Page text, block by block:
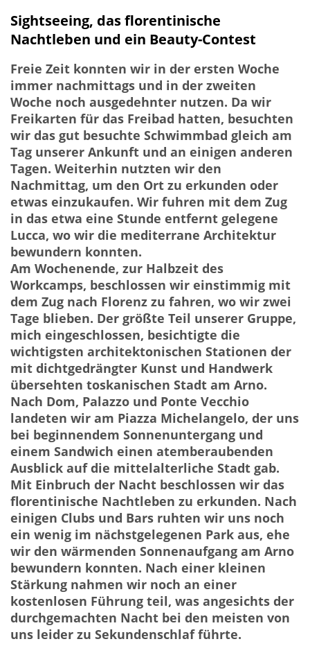
Sightseeing, das florentinische
Nachtleben und ein Beauty-Contest
Freie Zeit konnten wir in der ersten Woche
immer nachmittags und in der zweiten
Woche noch ausgedehnter nutzen. Da wir
Freikarten für das Freibad hatten, besuchten
wir das gut besuchte Schwimmbad gleich am
Tag unserer Ankunft und an einigen anderen
Tagen. Weiterhin nutzten wir den
Nachmittag, um den Ort zu erkunden oder
etwas einzukaufen. Wir fuhren mit dem Zug
in das etwa eine Stunde entfernt gelegene
Lucca, wo wir die mediterrane Architektur
bewundern konnten.
Am Wochenende, zur Halbzeit des
Workcamps, beschlossen wir einstimmig mit
dem Zug nach Florenz zu fahren, wo wir zwei
Tage blieben. Der größte Teil unserer Gruppe,
mich eingeschlossen, besichtigte die
wichtigsten architektonischen Stationen der
mit dichtgedrängter Kunst und Handwerk
übersehten toskanischen Stadt am Arno.
Nach Dom, Palazzo und Ponte Vecchio
landeten wir am Piazza Michelangelo, der uns
bei beginnendem Sonnenuntergang und
einem Sandwich einen atemberaubenden
Ausblick auf die mittelalterliche Stadt gab.
Mit Einbruch der Nacht beschlossen wir das
florentinische Nachtleben zu erkunden. Nach
einigen Clubs und Bars ruhten wir uns noch
ein wenig im nächstgelegenen Park aus, ehe
wir den wärmenden Sonnenaufgang am Arno
bewundern konnten. Nach einer kleinen
Stärkung nahmen wir noch an einer
kostenlosen Führung teil, was angesichts der
durchgemachten Nacht bei den meisten von
uns leider zu Sekundenschlaf führte.